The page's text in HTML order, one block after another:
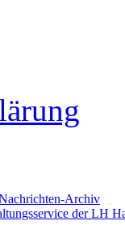
Archiv
der LH